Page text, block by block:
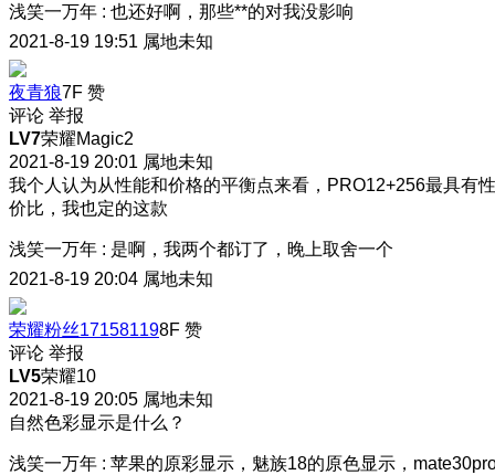
浅笑一万年 : 也还好啊，那些**的对我没影响
2021-8-19 19:51 属地未知
夜青狼7F 赞
评论 举报
LV7荣耀Magic2
2021-8-19 20:01 属地未知
我个人认为从性能和价格的平衡点来看，PRO12+256最具有性
价比，我也定的这款
浅笑一万年 : 是啊，我两个都订了，晚上取舍一个
2021-8-19 20:04 属地未知
荣耀粉丝171581198F 赞
评论 举报
LV5荣耀10
2021-8-19 20:05 属地未知
自然色彩显示是什么？
浅笑一万年 : 苹果的原彩显示，魅族18的原色显示，